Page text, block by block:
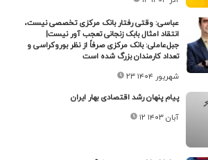
عباسی: وقتی رفتار بانک مرکزی تخصصی نیست،
انتقاد امثال بابک زنجانی تعجب آور نیست|
جبل‌عاملی: بانک مرکزی صرفاً از نظر بوروکراسی و
تعداد کارمندان بزرگ شده است
۲۳ شهریور ۱۴۰۴
پیام پنهان رشد اقتصادی بهار ایران
۱۲ آبان ۱۴۰۳